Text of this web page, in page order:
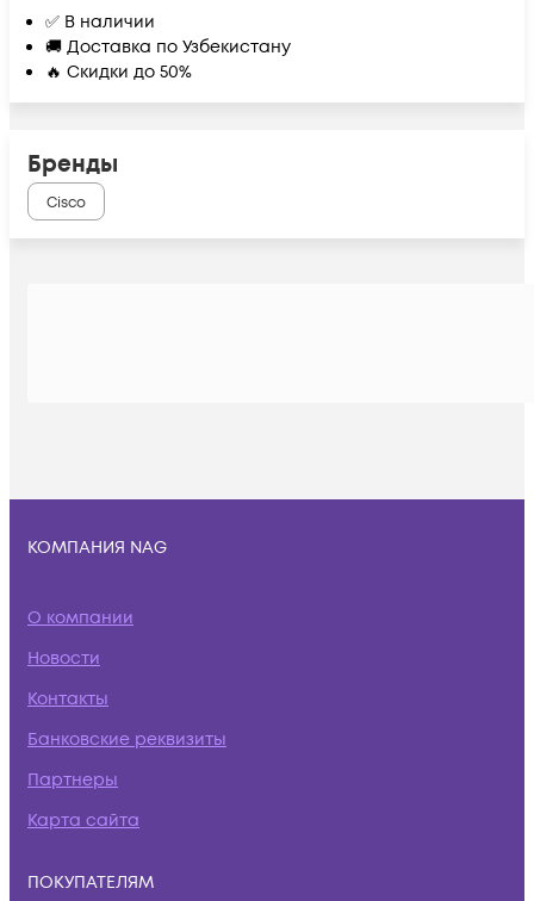
✅ В наличии
🚚 Доставка по Узбекистану
🔥 Скидки до 50%
Бренды
Cisco
КОМПАНИЯ NAG
О компании
Новости
Контакты
Банковские реквизиты
Партнеры
Карта сайта
ПОКУПАТЕЛЯМ